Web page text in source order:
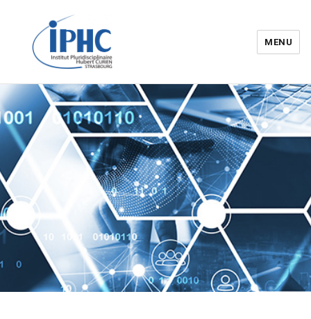
Institut pluridisciplinaire Hubert
Curien – IPHC
MENU